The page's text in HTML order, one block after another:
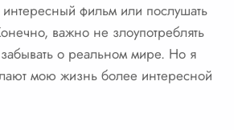
интересный фильм или послушать
важно не злоупотреблять
о реальном мире. Но я
мою жизнь более интересной